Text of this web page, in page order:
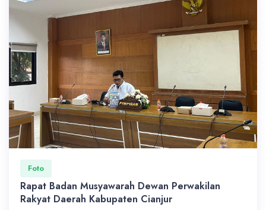
Foto
Rapat Badan Musyawarah Dewan Perwakilan
Rakyat Daerah Kabupaten Cianjur